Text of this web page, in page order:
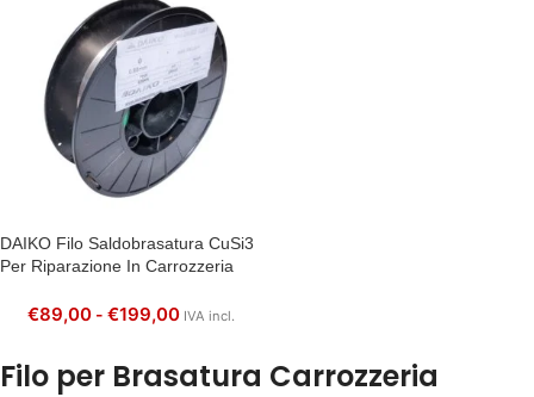
DAIKO Filo Saldobrasatura CuSi3
Per Riparazione In Carrozzeria
€89,00 - €199,00 IVA incl.
Filo per Brasatura Carrozzeria